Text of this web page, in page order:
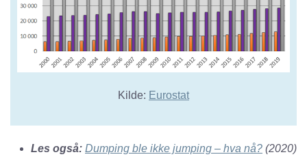
Kilde: Eurostat
Les også: Dumping ble ikke jumping – hva nå? (2020)